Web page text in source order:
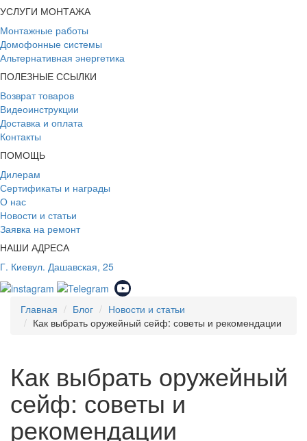
УСЛУГИ МОНТАЖА
Монтажные работы
Домофонные системы
Альтернативная энергетика
ПОЛЕЗНЫЕ ССЫЛКИ
Возврат товаров
Видеоинструкции
Доставка и оплата
Контакты
ПОМОЩЬ
Дилерам
Сертификаты и награды
О нас
Новости и статьи
Заявка на ремонт
НАШИ АДРЕСА
Г. Киевул. Дашавская, 25
Главная Блог
Новости и статьи
Как выбрать оружейный сейф: советы и рекомендации
Как выбрать оружейный
сейф: советы и
рекомендации